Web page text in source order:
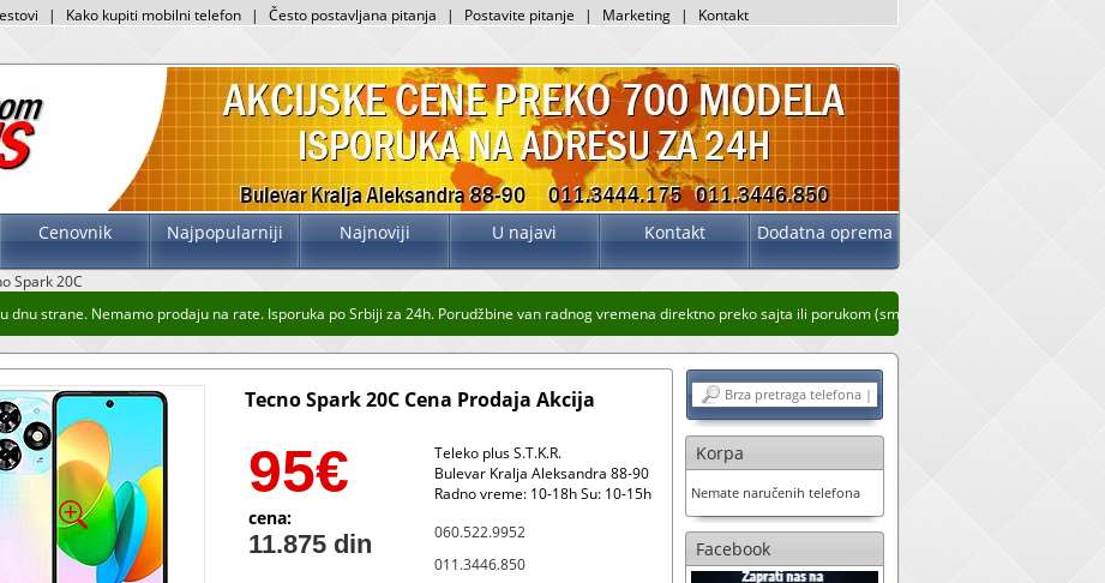
| Kako kupiti mobilni telefon | Često postavljana pitanja | Postavite pitanje | Marketing | Kontakt
Cenovnik Najpopularniji Najnoviji U najavi Kontakt Dodatna oprema
Spark 20C
strane. Nemamo prodaju na rate. Isporuka po Srbiji za 24h. Porudžbine van radnog vremena direktno preko sajta ili porukom (sms, whatsup, viber)
Tecno Spark 20C Cena Prodaja Akcija
95€
cena:
11.875 din
Teleko plus S.T.K.R.
Bulevar Kralja Aleksandra 88-90
Radno vreme: 10-18h Su: 10-15h
060.522.9952
011.3446.850
Korpa
Nemate naručenih telefona
Facebook